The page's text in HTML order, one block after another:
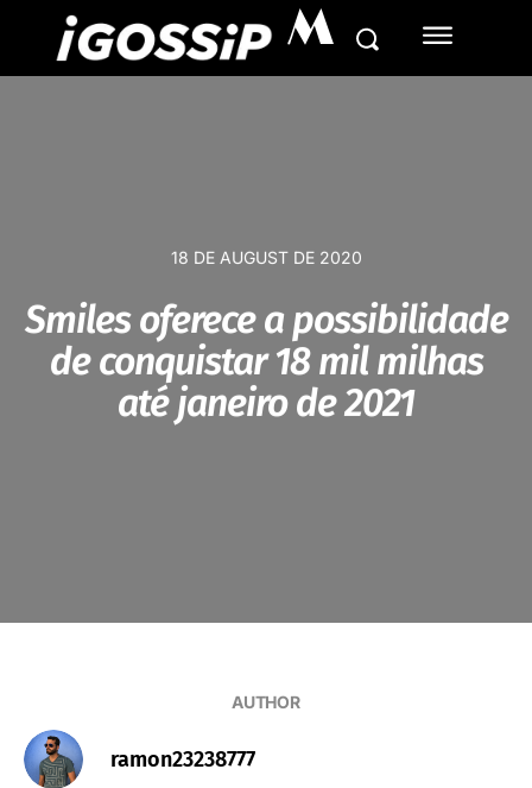
M
18 DE AUGUST DE 2020
Smiles oferece a possibilidade
de conquistar 18 mil milhas
até janeiro de 2021
AUTHOR
ramon23238777